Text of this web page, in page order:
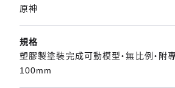
原神
規格
塑膠製塗裝完成可動模型・無比例・附
100mm